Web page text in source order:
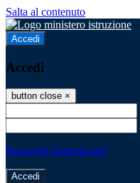
Salta al contenuto
Accedi
Accedi
button close ×
Password dimenticata?